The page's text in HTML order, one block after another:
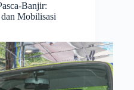
Banjir:
Mobilisasi